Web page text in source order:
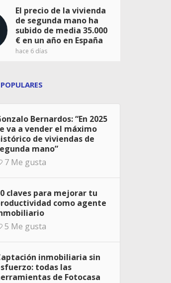
El precio de la vivienda
de segunda mano ha
subido de media 35.000
€ en un año en España
hace 6 días
Bernardos: “En 2025
va a vender el máximo
de viviendas de
mano”
7 Me gusta
claves para mejorar tu
como agente
5 Me gusta
inmobiliaria sin
todas las
de Fotocasa